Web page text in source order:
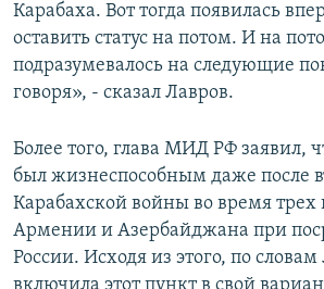
Карабаха. Вот тогда появилась
оставить статус на потом. И на
подразумевалось на следующие
говоря», - сказал Лавров.
Более того, глава МИД РФ заявил,
был жизнеспособным даже после
Карабахской войны во время трех
Армении и Азербайджана при
России. Исходя из этого, по